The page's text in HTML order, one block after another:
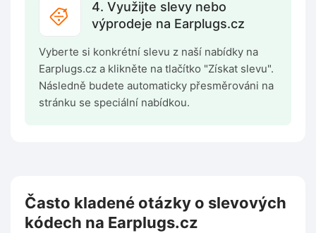
4. Využijte slevy nebo
výprodeje na Earplugs.cz
Vyberte si konkrétní slevu z naší nabídky na
Earplugs.cz a klikněte na tlačítko "Získat slevu".
Následně budete automaticky přesměrováni na
stránku se speciální nabídkou.
Často kladené otázky o slevových
kódech na Earplugs.cz